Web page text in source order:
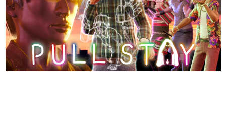
若ゲのいたり〜ゲームクリエイターの青春〜
『うつヌケ』『ペンと箸』等で知られるマンガ家・田中圭
一先生によるゲーム業界レポートマンガです。
なんでゲームは面白い？
ゲーム開発者・hamatsu氏がゲームの魅力を画面や操作の
具体的な形から解き明かしていく、硬派で骨太な評論連載